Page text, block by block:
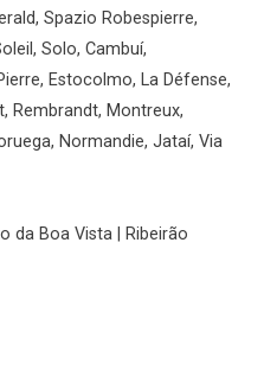
Spazio Robespierre,
Solo, Cambuí,
Estocolmo, La Défense,
Rembrandt, Montreux,
Normandie, Jataí, Via
da Boa Vista | Ribeirão